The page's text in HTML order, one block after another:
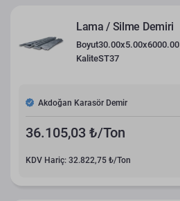
Lama / Silme Demiri
Boyut30.00x5.00x6000.00
KaliteST37
Akdoğan Karasör Demir
36.105,03 ₺/Ton
KDV Hariç: 32.822,75 ₺/Ton